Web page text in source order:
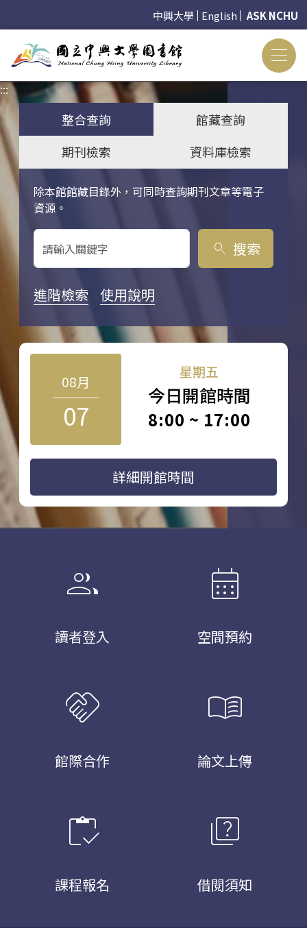
中興大學 English ASK NCHU
:::
整合查詢
館藏查詢
期刊檢索
資料庫檢索
除本館館藏目錄外，可同時查詢期刊文章等電子
資源。
關鍵字搜尋
search 搜索
進階檢索 使用說明
08月
07
星期五
今日開館時間
8:00 ~ 17:00
詳細開館時間
group
讀者登入
calendar_month
空間預約
handshake
館際合作
menu_book
論文上傳
inventory
課程報名
quiz
借閱須知